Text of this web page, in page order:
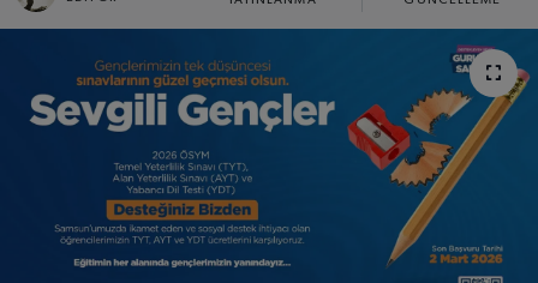
SPOR
EKONOMİ
TEKNOLOJİ
YAŞAM
YEMEK